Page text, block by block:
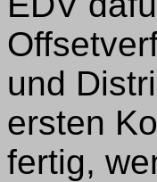
und
ersten
fertig,